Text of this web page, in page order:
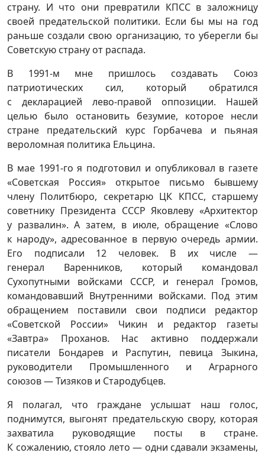
страну. И что они превратили КПСС в заложницу
своей предательской политики. Если бы мы на год
раньше создали свою организацию, то уберегли бы
Советскую страну от распада.
В 1991-м мне пришлось создавать Союз
патриотических сил, который обратился
с декларацией лево-правой оппозиции. Нашей
целью было остановить безумие, которое несли
стране предательский курс Горбачева и пьяная
вероломная политика Ельцина.
В мае 1991-го я подготовил и опубликовал в газете
«Советская Россия» открытое письмо бывшему
члену Политбюро, секретарю ЦК КПСС, старшему
советнику Президента СССР Яковлеву «Архитектор
у развалин». А затем, в июле, обращение «Слово
к народу», адресованное в первую очередь армии.
Его подписали 12 человек. В их числе —
генерал Варенников, который командовал
Сухопутными войсками СССР, и генерал Громов,
командовавший Внутренними войсками. Под этим
обращением поставили свои подписи редактор
«Советской России» Чикин и редактор газеты
«Завтра» Проханов. Нас активно поддержали
писатели Бондарев и Распутин, певица Зыкина,
руководители Промышленного и Аграрного
союзов — Тизяков и Стародубцев.
Я полагал, что граждане услышат наш голос,
поднимутся, выгонят предательскую свору, которая
захватила руководящие посты в стране.
К сожалению, стояло лето — одни сдавали экзамены,